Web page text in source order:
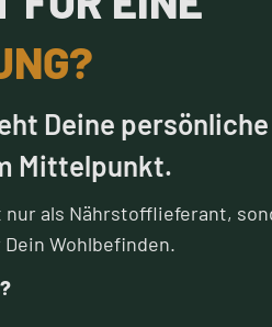
Deine persönliche
Mittelpunkt.
als Nährstofflieferant,
Wohlbefinden.